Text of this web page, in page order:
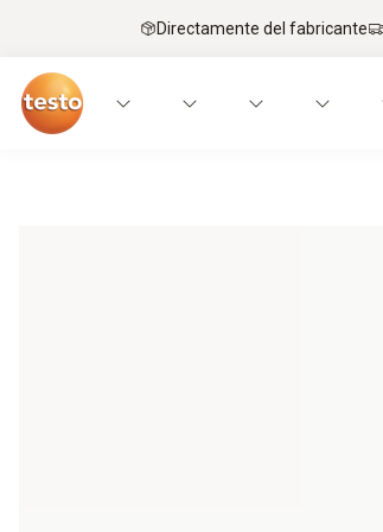
Directamente del fabricante